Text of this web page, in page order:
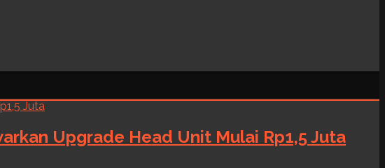
Upgrade Head Unit Mulai Rp1,5 Juta